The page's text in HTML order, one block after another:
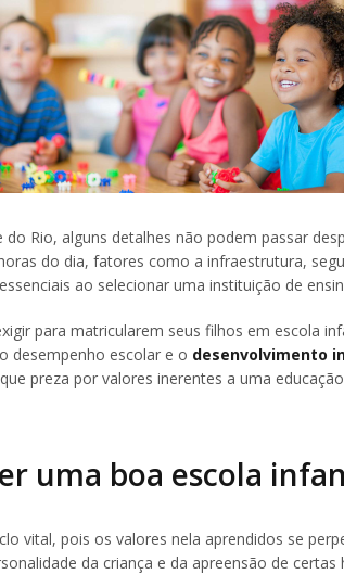
Rio, alguns detalhes não podem passar
do dia, fatores como a infraestrutura,
ao selecionar uma instituição de
para matricularem seus filhos em escola
desempenho escolar e o desenvolvimento
preza por valores inerentes a uma educação
uma boa escola
vital, pois os valores nela aprendidos se
da criança e da apreensão de certas